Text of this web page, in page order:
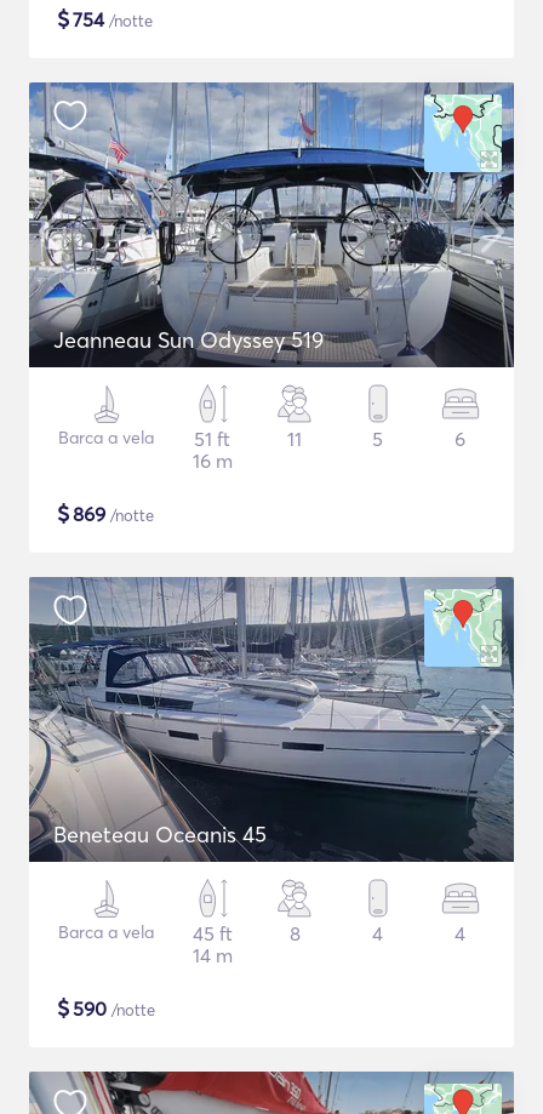
$754/notte
Jeanneau Sun Odyssey 519
Barca a vela
51 ft
16 m
11 5 6
$869 /notte
Beneteau Oceanis 45
Barca a vela
45 ft
14 m
8 4 4
$590 /notte